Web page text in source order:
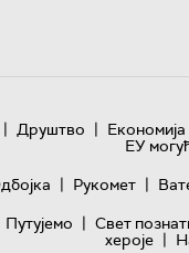
| Друштво | Економија
ЕУ
| Рукомет |
Путујемо | Свет
хероје |